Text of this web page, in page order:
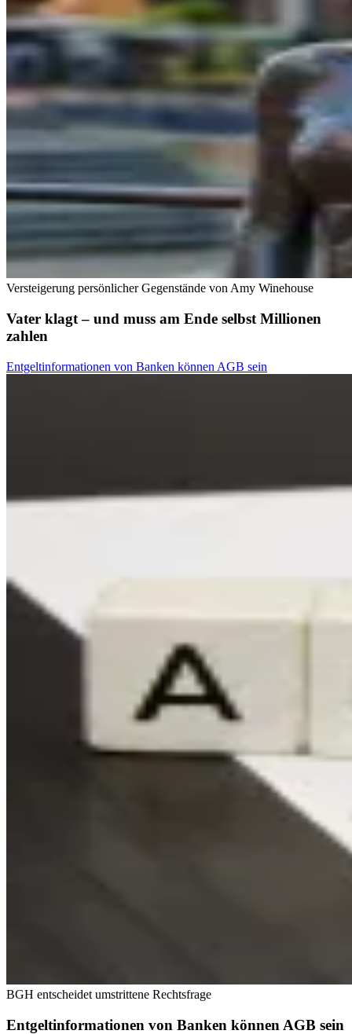
Versteigerung persönlicher Gegenstände von Amy Winehouse
Vater klagt – und muss am Ende selbst Millionen
zahlen
Entgeltinformationen von Banken können AGB sein
BGH entscheidet umstrittene Rechtsfrage
Entgeltinformationen von Banken können AGB sein